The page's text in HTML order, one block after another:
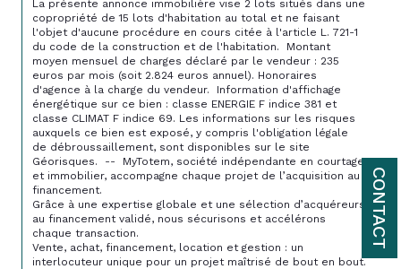
CONTACT
La présente annonce immobilière vise 2 lots situés dans une
copropriété de 15 lots d'habitation au total et ne faisant
l'objet d'aucune procédure en cours citée à l'article L. 721-1
du code de la construction et de l'habitation.  Montant
moyen mensuel de charges déclaré par le vendeur : 235
euros par mois (soit 2.824 euros annuel). Honoraires
d'agence à la charge du vendeur.  Information d'affichage
énergétique sur ce bien : classe ENERGIE F indice 381 et
classe CLIMAT F indice 69. Les informations sur les risques
auxquels ce bien est exposé, y compris l'obligation légale
de débroussaillement, sont disponibles sur le site
Géorisques.  --  MyTotem, société indépendante en courtage
et immobilier, accompagne chaque projet de l’acquisition au
financement.
Grâce à une expertise globale et une sélection d’acquéreurs
au financement validé, nous sécurisons et accélérons
chaque transaction.
Vente, achat, financement, location et gestion : un
interlocuteur unique pour un projet maîtrisé de bout en bout.